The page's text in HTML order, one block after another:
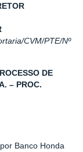
CVM/PTE/Nº
DE
– PROC.
Banco Honda